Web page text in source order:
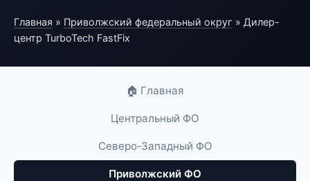
Главная » Приволжский федеральный округ » Дилер-
центр TurboTech FastFix
🏠 Главная
Центральный ФО
Северо-Западный ФО
Приволжский ФО